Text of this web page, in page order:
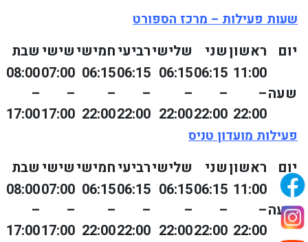
שעות פעילות – מרכז הספורט
יום ראשוןשני שלישירביעיחמישישישי שבת
שעה
11:00
–
22:00
06:15
–
22:00
06:15
–
22:00
06:15
–
22:00
06:15
–
22:00
07:00
–
17:00
08:00
–
17:00
פעילות מועדון טניס
יום ראשוןשני שלישירביעיחמישישישי שבת
שעה
11:00
–
22:00
06:15
–
22:00
06:15
–
22:00
06:15
–
22:00
06:15
–
22:00
07:00
–
17:00
08:00
–
17:00